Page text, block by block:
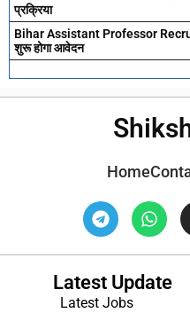
प्रक्रिया
Bihar Assistant Professor
शुरू होगा आवेदन
Home
Latest Update
Latest Jobs